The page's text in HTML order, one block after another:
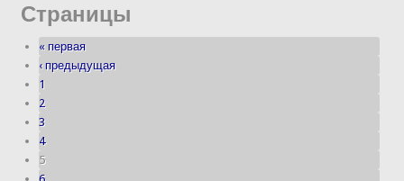
Страницы
« первая
‹ предыдущая
1
2
3
4
5